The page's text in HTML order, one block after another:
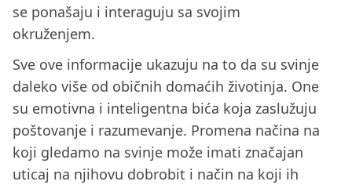
se ponašaju i interaguju sa svojim
okruženjem.
Sve ove informacije ukazuju na to da su svinje
daleko više od običnih domaćih životinja. One
su emotivna i inteligentna bića koja zaslužuju
poštovanje i razumevanje. Promena načina na
koji gledamo na svinje može imati značajan
uticaj na njihovu dobrobit i način na koji ih